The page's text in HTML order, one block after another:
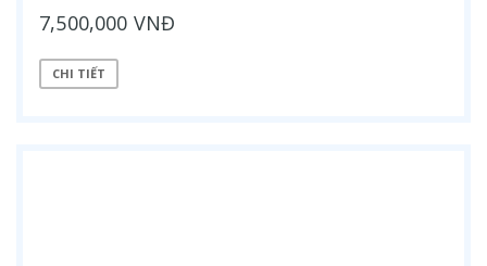
7,500,000 VNĐ
CHI TIẾT